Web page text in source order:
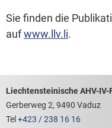
Sie finden die
aufwww.llv.li.
Footerbereich
Liechtensteinische AHV-IV-
Gerberweg 2, 9490 Vaduz
Tel +423 / 238 16 16